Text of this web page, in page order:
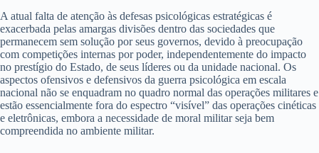
A atual falta de atenção às defesas psicológicas estratégicas é
exacerbada pelas amargas divisões dentro das sociedades que
permanecem sem solução por seus governos, devido à preocupação
com competições internas por poder, independentemente do impacto
no prestígio do Estado, de seus líderes ou da unidade nacional. Os
aspectos ofensivos e defensivos da guerra psicológica em escala
nacional não se enquadram no quadro normal das operações militares e
estão essencialmente fora do espectro “visível” das operações cinéticas
e eletrônicas, embora a necessidade de moral militar seja bem
compreendida no ambiente militar.